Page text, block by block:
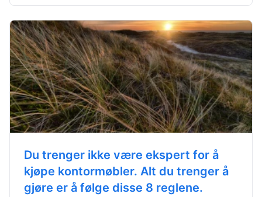
Du trenger ikke være ekspert for å
kjøpe kontormøbler. Alt du trenger å
gjøre er å følge disse 8 reglene.